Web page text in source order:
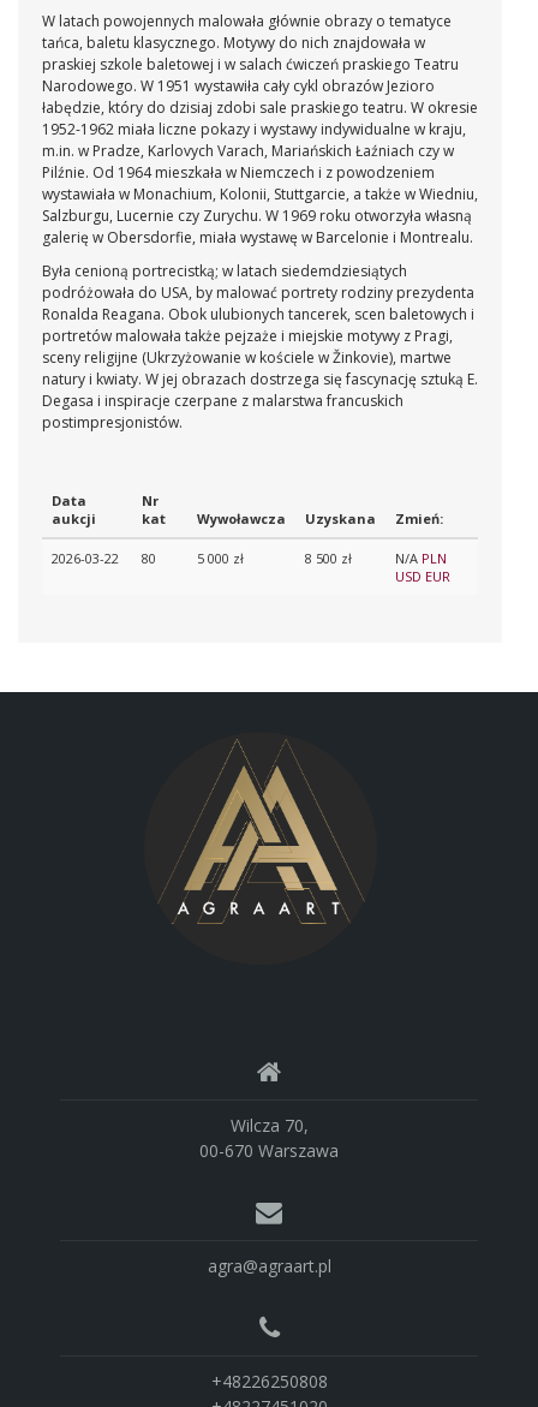
W latach powojennych malowała głównie obrazy o tematyce
tańca, baletu klasycznego. Motywy do nich znajdowała w
praskiej szkole baletowej i w salach ćwiczeń praskiego Teatru
Narodowego. W 1951 wystawiła cały cykl obrazów Jezioro
łabędzie, który do dzisiaj zdobi sale praskiego teatru. W okresie
1952-1962 miała liczne pokazy i wystawy indywidualne w kraju,
m.in. w Pradze, Karlovych Varach, Mariańskich Łaźniach czy w
Pilźnie. Od 1964 mieszkała w Niemczech i z powodzeniem
wystawiała w Monachium, Kolonii, Stuttgarcie, a także w Wiedniu,
Salzburgu, Lucernie czy Zurychu. W 1969 roku otworzyła własną
galerię w Obersdorfie, miała wystawę w Barcelonie i Montrealu.
Była cenioną portrecistką; w latach siedemdziesiątych
podróżowała do USA, by malować portrety rodziny prezydenta
Ronalda Reagana. Obok ulubionych tancerek, scen baletowych i
portretów malowała także pejzaże i miejskie motywy z Pragi,
sceny religijne (Ukrzyżowanie w kościele w Žinkovie), martwe
natury i kwiaty. W jej obrazach dostrzega się fascynację sztuką E.
Degasa i inspiracje czerpane z malarstwa francuskich
postimpresjonistów.
Data
aukcji
Nr
kat
Wywoławcza Uzyskana Zmień:
2026-03-22 80 5 000 zł 8 500 zł N/A PLN
USD EUR
Wilcza 70,
00-670 Warszawa
agra@agraart.pl
+48226250808